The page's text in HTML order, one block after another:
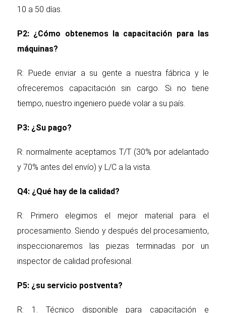
10 a 50 días.
P2: ¿Cómo obtenemos la capacitación para las
máquinas?
R: Puede enviar a su gente a nuestra fábrica y le
ofreceremos capacitación sin cargo. Si no tiene
tiempo, nuestro ingeniero puede volar a su país.
P3: ¿Su pago?
R: normalmente aceptamos T/T (30% por adelantado
y 70% antes del envío) y L/C a la vista.
Q4: ¿Qué hay de la calidad?
R: Primero elegimos el mejor material para el
procesamiento. Siendo y después del procesamiento,
inspeccionaremos las piezas terminadas por un
inspector de calidad profesional.
P5: ¿su servicio postventa?
R: 1. Técnico disponible para capacitación e